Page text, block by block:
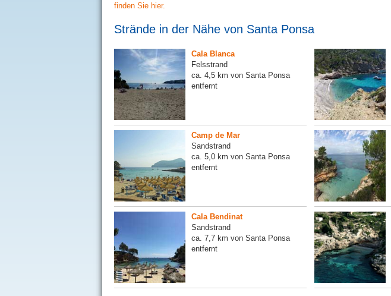
finden Sie hier.
Strände in der Nähe von Santa Ponsa
Cala Blanca
Felsstrand
ca. 4,5 km von Santa Ponsa
entfernt
Camp de Mar
Sandstrand
ca. 5,0 km von Santa Ponsa
entfernt
Cala Bendinat
Sandstrand
ca. 7,7 km von Santa Ponsa
entfernt